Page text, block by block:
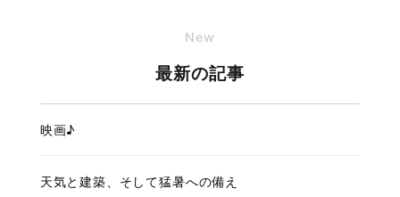
New
最新の記事
映画♪
天気と建築、そして猛暑への備え